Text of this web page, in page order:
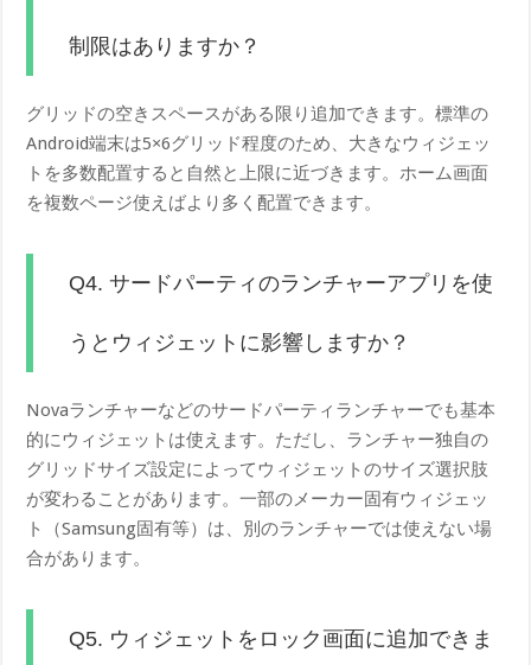
制限はありますか？
グリッドの空きスペースがある限り追加できます。標準の
Android端末は5×6グリッド程度のため、大きなウィジェッ
トを多数配置すると自然と上限に近づきます。ホーム画面
を複数ページ使えばより多く配置できます。
Q4. サードパーティのランチャーアプリを使
うとウィジェットに影響しますか？
Novaランチャーなどのサードパーティランチャーでも基本
的にウィジェットは使えます。ただし、ランチャー独自の
グリッドサイズ設定によってウィジェットのサイズ選択肢
が変わることがあります。一部のメーカー固有ウィジェッ
ト（Samsung固有等）は、別のランチャーでは使えない場
合があります。
Q5. ウィジェットをロック画面に追加できま